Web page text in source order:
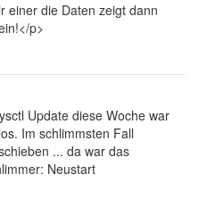
einer die Daten zeigt dann
p>
Update diese Woche war
Im schlimmsten Fall
... da war das
Neustart